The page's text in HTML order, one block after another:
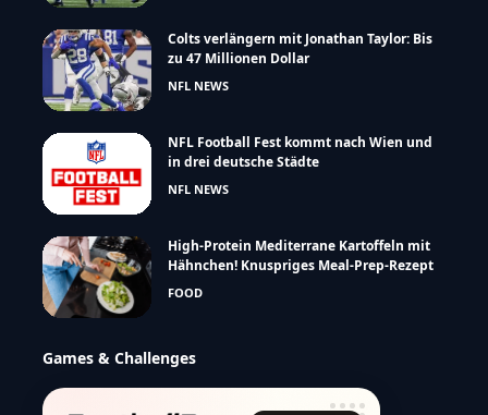
Colts verlängern mit Jonathan Taylor: Bis
zu 47 Millionen Dollar
NFL NEWS
NFL Football Fest kommt nach Wien und
in drei deutsche Städte
NFL NEWS
High-Protein Mediterrane Kartoffeln mit
Hähnchen! Knuspriges Meal-Prep-Rezept
FOOD
Games & Challenges